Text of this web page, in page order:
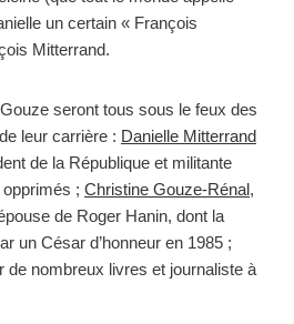
un certain « François
Mitterrand.
seront tous sous le feux des
leur carrière : Danielle Mitterrand
de la République et militante
; Christine Gouze-Rénal,
de Roger Hanin, dont la
un César d’honneur en 1985 ;
de nombreux livres et journaliste à